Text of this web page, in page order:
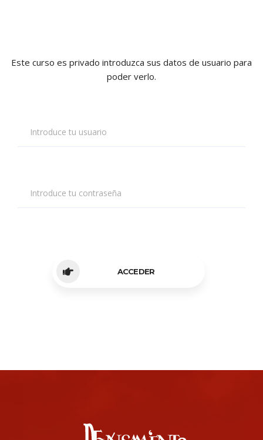
Este curso es privado introduzca sus datos de usuario para
poder verlo.
Introduce tu usuario
Introduce tu contraseña
ACCEDER